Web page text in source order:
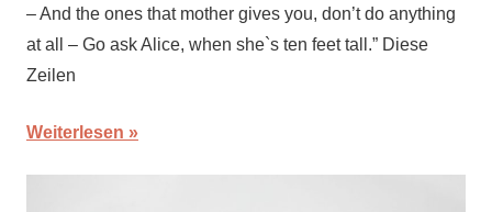
– And the ones that mother gives you, don’t do anything
at all – Go ask Alice, when she`s ten feet tall.” Diese
Zeilen
Weiterlesen